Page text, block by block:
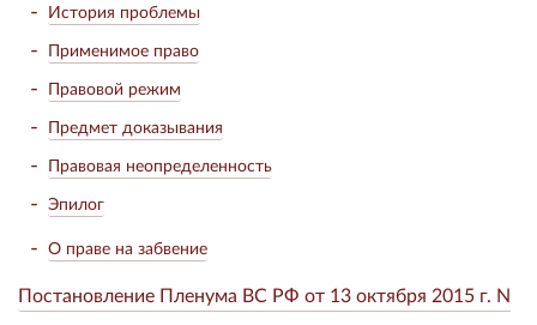
История проблемы
Применимое право
Правовой режим
Предмет доказывания
Правовая неопределенность
Эпилог
О праве на забвение
Постановление Пленума ВС РФ от 13 октября 2015 г. N